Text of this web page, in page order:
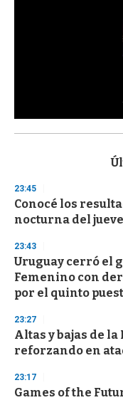
s
d
s
o
f
3
s
e
c
o
d
s
23:45
Conocé los
nocturna del
23:43
Uruguay cerró el
Femenino con
por el quinto
23:27
Altas y bajas de la
reforzando en
23:17
Games of the